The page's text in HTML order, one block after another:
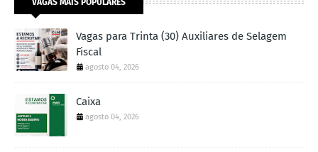
VAGAS MAIS POPULARES
Vagas para Trinta (30) Auxiliares de Selagem
Fiscal
agosto 04, 2026
Caixa
agosto 04, 2026